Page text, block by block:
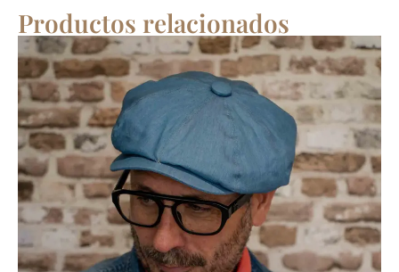
Productos relacionados